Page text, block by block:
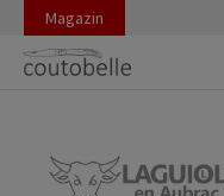
Magazin